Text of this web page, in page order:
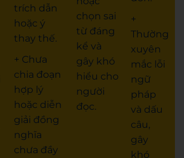
trích dẫn
hoặc ý
thay thế.
+ Chưa
chia đoạn
hợp lý
hoặc diễn
giải đồng
nghĩa
chưa đầy
chọn sai
từ đáng
kể và
gây khó
hiểu cho
người
đọc.
+
Thường
xuyên
mắc lỗi
ngữ
pháp
và dấu
câu,
gây
khó